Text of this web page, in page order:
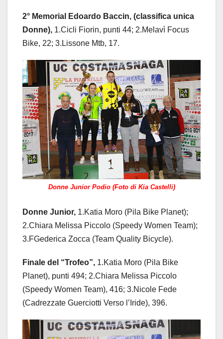
2° Memorial Edoardo Baccin, (classifica unica
Donne), 1.Cicli Fiorin, punti 44; 2.Melavì Focus
Bike, 22; 3.Lissone Mtb, 17.
Donne Junior Podio (Foto di Kia Castelli)
Donne Junior, 1.Katia Moro (Pila Bike Planet);
2.Chiara Melissa Piccolo (Speedy Women Team);
3.FGederica Zocca (Team Quality Bicycle).
Finale del “Trofeo”, 1.Katia Moro (Pila Bike
Planet), punti 494; 2.Chiara Melissa Piccolo
(Speedy Women Team), 416; 3.Nicole Fede
(Cadrezzate Guerciotti Verso l’Iride), 396.